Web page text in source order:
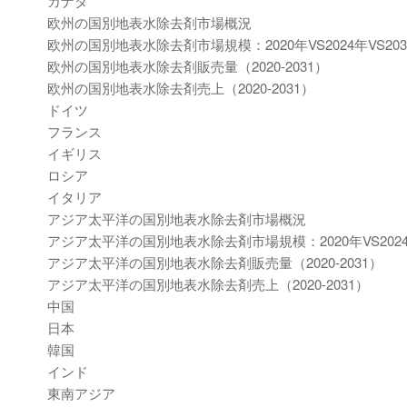
欧州の国別地表水除去剤市場概況
欧州の国別地表水除去剤市場規模：2020年VS2024年
欧州の国別地表水除去剤販売量（2020-2031）
欧州の国別地表水除去剤売上（2020-2031）
ドイツ
フランス
イギリス
ロシア
イタリア
アジア太平洋の国別地表水除去剤市場概況
アジア太平洋の国別地表水除去剤市場規模：2020年
アジア太平洋の国別地表水除去剤販売量（2020-2031）
アジア太平洋の国別地表水除去剤売上（2020-2031）
中国
日本
韓国
インド
東南アジア